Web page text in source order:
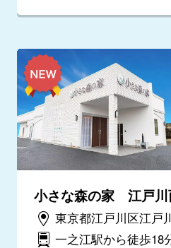
小さな森の家 江戸川
東京都江戸川区江戸
一之江駅から徒歩18